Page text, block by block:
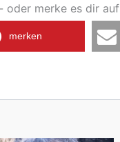
oder merke es dir
merken